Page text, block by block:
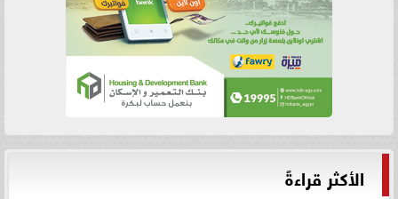
الأكثر قراءةً